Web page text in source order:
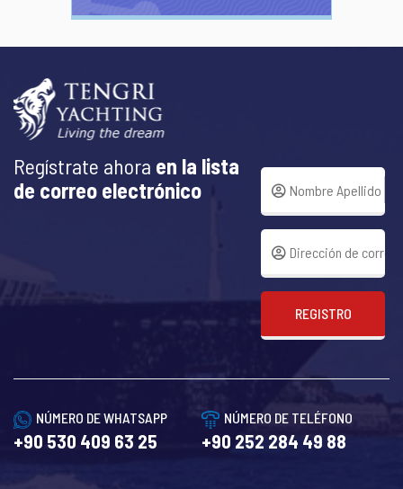
Regístrate ahora en la lista
de correo electrónico
REGISTRO
NÚMERO DE WHATSAPP
+90 530 409 63 25
NÚMERO DE TELÉFONO
+90 252 284 49 88